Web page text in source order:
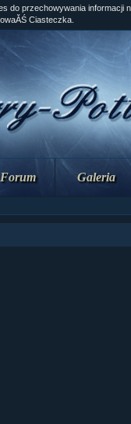
Forum Galeria
do przechowywania informacji
Ciasteczka.